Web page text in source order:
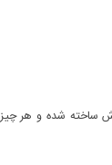
شده و هر